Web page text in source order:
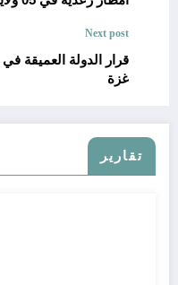
Next post
قرار الدولة
غزة
تقارير